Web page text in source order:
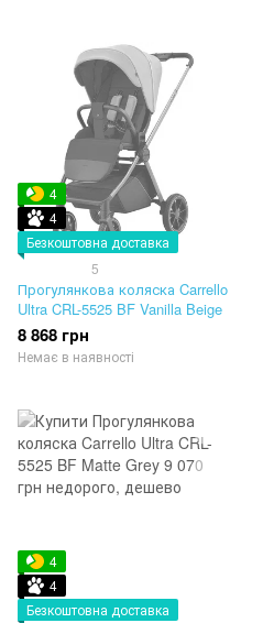
4
4
Безкоштовна доставка
5
Прогулянкова коляска Carrello
Ultra CRL-5525 BF Vanilla Beige
8 868 грн
Немає в наявності
4
4
Безкоштовна доставка